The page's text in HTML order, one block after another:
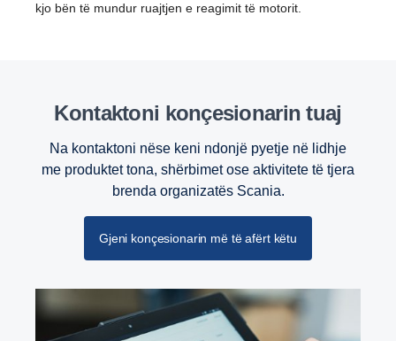
Retarder
një forcë rrotulluese prej 4700 Nm me një shpejtësi
të boshtit të transmisionit nën 600 rpm.
kjo bën të mundur ruajtjen e reagimit të motorit.
Kontaktoni konçesionarin tuaj
Na kontaktoni nëse keni ndonjë pyetje në lidhje
me produktet tona, shërbimet ose aktivitete të tjera
brenda organizatës Scania.
Gjeni konçesionarin më të afërt këtu